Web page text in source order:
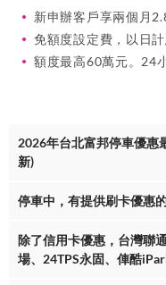
新申辦客戶享兩個月
免額度設定費，以日
額度最高60萬元。24
2026年台北富邦停車優惠
新)
停車中，有提供刷卡優惠
除了信用卡優惠，台灣聯
場、24TPS永固、俥酷